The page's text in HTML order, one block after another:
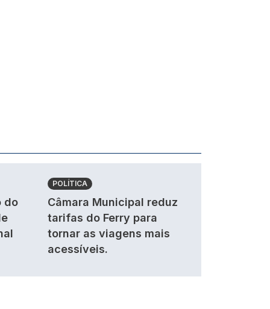
do
POLÍTICA
Câmara Municipal reduz
tarifas do Ferry para
tornar as viagens mais
acessíveis.